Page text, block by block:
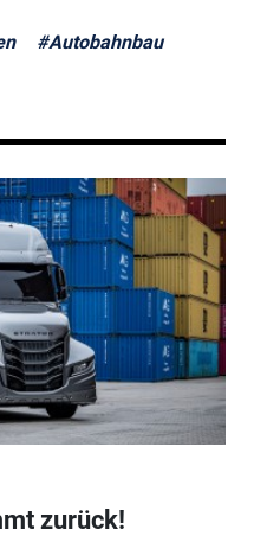
#Autobahnbau
zurück!